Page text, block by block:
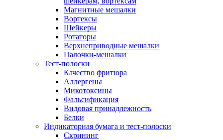
Магнитные мешалки
Вортексы
Шейкеры
Ротаторы
Верхнеприводные мешалки
Палочки-мешалки
Тест-полоски
Качество фритюра
Аллергены
Микотоксины
Фальсификация
Видовая принадлежность
Белки
Индикаторная бумага и тест-полоски
Скрининг